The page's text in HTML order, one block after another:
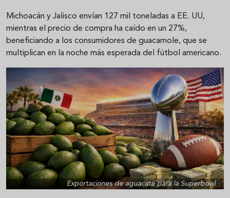
Michoacán y Jalisco envían 127 mil toneladas a EE. UU,
mientras el precio de compra ha caído en un 27%,
beneficiando a los consumidores de guacamole, que se
multiplican en la noche más esperada del fútbol americano.
Exportaciones de aguacate para la Superbowl